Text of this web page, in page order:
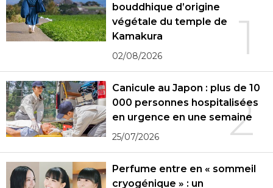
1
bouddhique d’origine
végétale du temple de
Kamakura
02/08/2026
2
Canicule au Japon : plus de 10
000 personnes hospitalisées
en urgence en une semaine
25/07/2026
Perfume entre en « sommeil
cryogénique » : un